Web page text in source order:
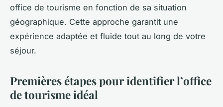
office de tourisme en fonction de sa situation
géographique. Cette approche garantit une
expérience adaptée et fluide tout au long de votre
séjour.
Premières étapes pour identifier l’office
de tourisme idéal